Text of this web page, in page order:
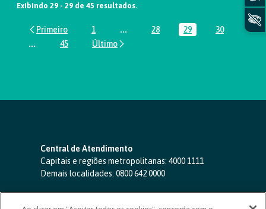
Exibindo 29 - 29 de 45 resultados.
Página
1 ...Páginas intermediárias Usar ABA
Página
28 Página
29 Página
30
...Páginas intermediárias Usar ABA para navegar.
Página
45
Central de Atendimento
Capitais e regiões metropolitanas: 4000 1111
Demais localidades: 0800 642 0000
SAC 24 horas-0800 724 4420